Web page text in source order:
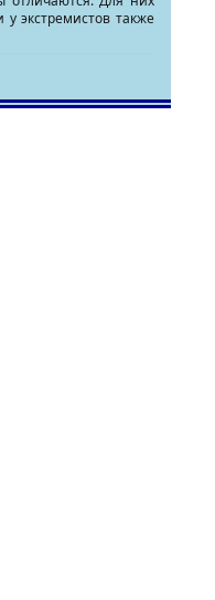
экстремистов также